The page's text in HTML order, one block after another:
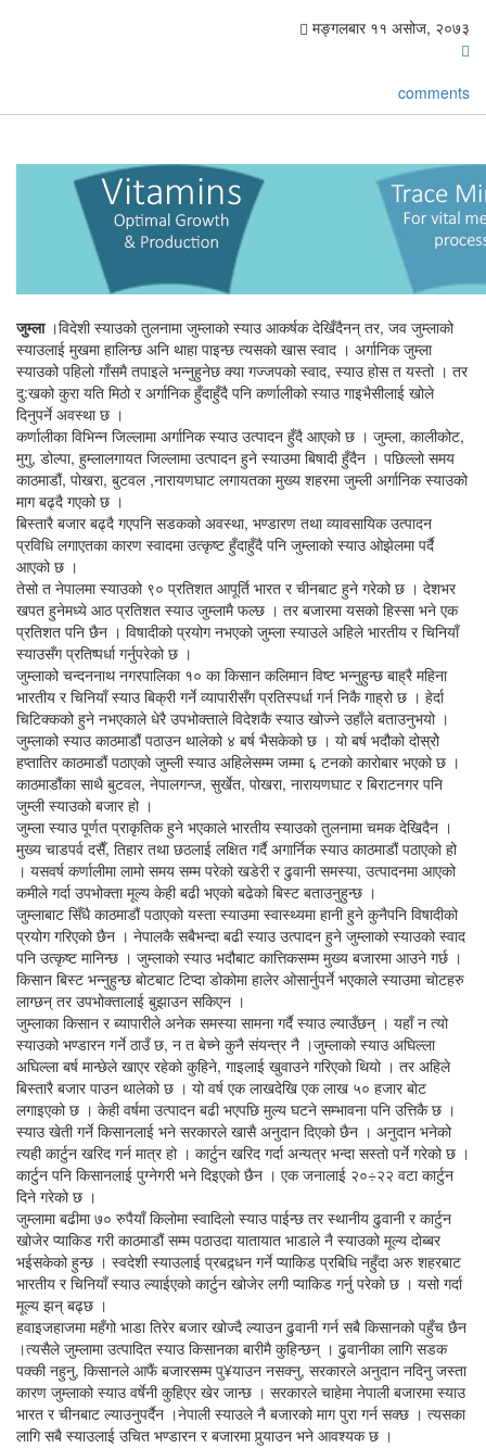
मङ्गलबार ११ असोज, २०७३
comments
जुम्ला।विदेशी स्याउको तुलनामा जुम्लाको स्याउ आकर्षक देखिँदैनन् तर, जव जुम्लाको
स्याउलाई मुखमा हालिन्छ अनि थाहा पाइन्छ त्यसको खास स्वाद । अर्गानिक जुम्ला
स्याउको पहिलो गाँसमै तपाइले भन्नुहुनेछ क्या गज्जपको स्वाद, स्याउ होस त यस्तो । तर
दु:खको कुरा यति मिठो र अर्गानिक हुँदाहुँदै पनि कर्णालीको स्याउ गाइभैसीलाई खोले
दिनुपर्ने अवस्था छ ।
कर्णालीका विभिन्न जिल्लामा अर्गानिक स्याउ उत्पादन हुँदै आएको छ । जुम्ला, कालीकोट,
मुगु, डोल्पा, हुम्लालगायत जिल्लामा उत्पादन हुने स्याउमा बिषादी हुँदैन । पछिल्लो समय
काठमाडौं, पोखरा, बुटवल ,नारायणघाट लगायतका मुख्य शहरमा जुम्ली अर्गानिक स्याउको
माग बढ्दै गएको छ ।
बिस्तारै बजार बढ्दै गएपनि सडकको अवस्था, भण्डारण तथा व्यावसायिक उत्पादन
प्रविधि लगाएतका कारण स्वादमा उत्कृष्ट हुँदाहुँदै पनि जुम्लाको स्याउ ओझेलमा पर्दै
आएको छ ।
तेसो त नेपालमा स्याउको ९० प्रतिशत आपूर्ति भारत र चीनबाट हुने गरेको छ । देशभर
खपत हुनेमध्ये आठ प्रतिशत स्याउ जुम्लामै फल्छ । तर बजारमा यसको हिस्सा भने एक
प्रतिशत पनि छैन । विषादीको प्रयोग नभएको जुम्ला स्याउले अहिले भारतीय र चिनियाँ
स्याउसँग प्रतिष्पर्धा गर्नुपरेको छ ।
जुम्लाको चन्दननाथ नगरपालिका १० का किसान कलिमान विष्ट भन्नुहुन्छ बाह्रै महिना
भारतीय र चिनियाँ स्याउ बिक्री गर्ने व्यापारीसँग प्रतिस्पर्धा गर्न निकै गाह्रो छ । हेर्दा
चिटिक्कको हुने नभएकाले धेरै उपभोक्ताले विदेशकै स्याउ खोज्ने उहाँले बताउनुभयो ।
जुम्लाको स्याउ काठमाडौं पठाउन थालेको ४ बर्ष भैसकेको छ । यो बर्ष भदौको दोस्रोे
हप्तातिर काठमाडौं पठाएको जुम्ली स्याउ अहिलेसम्म जम्मा ६ टनको कारोबार भएको छ ।
काठमाडौंका साथै बुटवल, नेपालगन्ज, सुर्खेत, पोखरा, नारायणघाट र बिराटनगर पनि
जुम्ली स्याउको बजार हो ।
जुम्ला स्याउ पूर्णत प्राकृतिक हुने भएकाले भारतीय स्याउको तुलनामा चमक देखिदैन ।
मुख्य चाडपर्व दसैँ, तिहार तथा छठलाई लक्षित गर्दै अगार्निक स्याउ काठमाडौं पठाएको हो
। यसवर्ष कर्णालीमा लामो समय सम्म परेको खडेरी र ढुवानी समस्या, उत्पादनमा आएको
कमीले गर्दा उपभोक्ता मूल्य केही बढी भएको बढेको बिस्ट बताउनुहुन्छ ।
जुम्लाबाट सिँधै काठमाडौं पठाएको यस्ता स्याउमा स्वास्थ्यमा हानी हुने कुनैपनि विषादीको
प्रयोग गरिएको छैन । नेपालकै सबैभन्दा बढी स्याउ उत्पादन हुने जुम्लाको स्याउको स्वाद
पनि उत्कृष्ट मानिन्छ । जुम्लाको स्याउ भदौबाट कात्तिकसम्म मुख्य बजारमा आउने गर्छ ।
किसान बिस्ट भन्नुहुन्छ बोटबाट टिप्दा डोकोमा हालेर ओसार्नुपर्ने भएकाले स्याउमा चोटहरु
लाग्छन् तर उपभोक्तालाई बुझाउन सकिएन ।
जुम्लाका किसान र ब्यापारीले अनेक समस्या सामना गर्दै स्याउ ल्याउँछन् । यहाँ न त्यो
स्याउको भण्डारन गर्ने ठाउँ छ, न त बेच्ने कुनै संयन्त्र नै ।जुम्लाको स्याउ अघिल्ला
अघिल्ला बर्ष मान्छेले खाएर रहेको कुहिने, गाइलाई खुवाउने गरिएको थियो । तर अहिले
बिस्तारै बजार पाउन थालेको छ । यो वर्ष एक लाखदेखि एक लाख ५० हजार बोट
लगाइएको छ । केही वर्षमा उत्पादन बढी भएपछि मुल्य घटने सम्भावना पनि उत्तिकै छ ।
स्याउ खेती गर्ने किसानलाई भने सरकारले खासै अनुदान दिएको छैन । अनुदान भनेको
त्यही कार्टुन खरिद गर्न मात्र हो । कार्टुन खरिद गर्दा अन्यत्र भन्दा सस्तो पर्ने गरेको छ ।
कार्टुन पनि किसानलाई पुग्नेगरी भने दिइएको छैन । एक जनालाई २०÷२२ वटा कार्टुन
दिने गरेको छ ।
जुम्लामा बढीमा ७० रुपैयाँ किलोमा स्वादिलो स्याउ पाईन्छ तर स्थानीय ढुवानी र कार्टुन
खोजेर प्याकिड गरी काठमाडौं सम्म पठाउदा यातायात भाडाले नै स्याउको मूल्य दोब्बर
भईसकेको हुन्छ । स्वदेशी स्याउलाई प्रबद्र्धन गर्ने प्याकिड प्रबिधि नहुँदा अरु शहरबाट
भारतीय र चिनियाँ स्याउ ल्याईएको कार्टुन खोजेर लगी प्याकिड गर्नु परेको छ । यसो गर्दा
मूल्य झन् बढ्छ ।
हवाइजहाजमा महँगो भाडा तिरेर बजार खोज्दै ल्याउन ढुवानी गर्न सबै किसानको पहुँच छैन
।त्यसैले जुम्लामा उत्पादित स्याउ किसानका बारीमै कुहिन्छन् । ढुवानीका लागि सडक
पक्की नहुनु, किसानले आफैं बजारसम्म पु¥याउन नसक्नु, सरकारले अनुदान नदिनु जस्ता
कारण जुम्लाको स्याउ वर्षेनी कुहिएर खेर जान्छ । सरकारले चाहेमा नेपाली बजारमा स्याउ
भारत र चीनबाट ल्याउनुपर्दैन ।नेपाली स्याउले नै बजारको माग पुरा गर्न सक्छ । त्यसका
लागि सबै स्याउलाई उचित भण्डारन र बजारमा पुर्‍याउन भने आवश्यक छ ।